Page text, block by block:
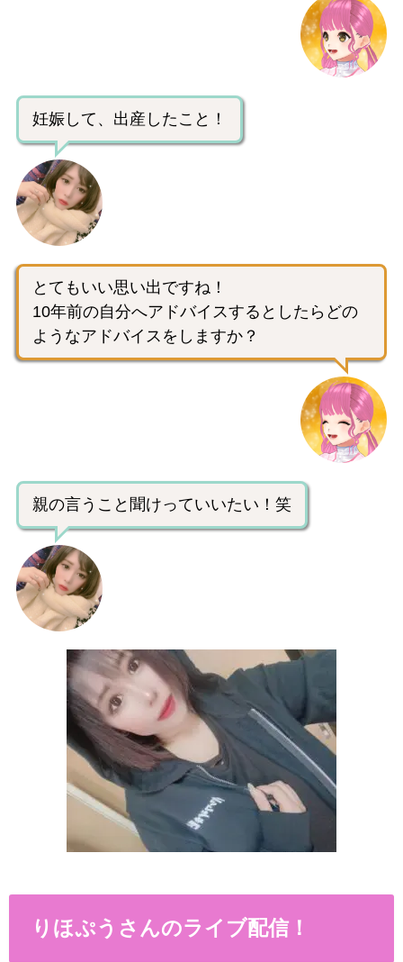
妊娠して、出産したこと！
とてもいい思い出ですね！
10年前の自分へアドバイスするとしたらどの
ようなアドバイスをしますか？
親の言うこと聞けっていいたい！笑
りほぷうさんのライブ配信！